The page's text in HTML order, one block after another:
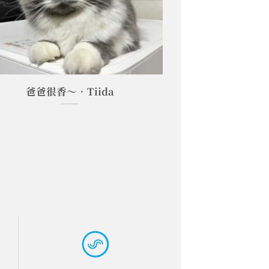
爸爸很香～•Tiida